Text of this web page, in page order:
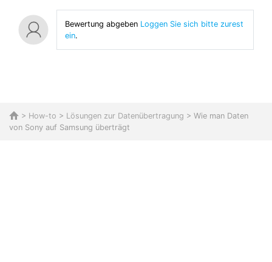
Bewertung abgebenLoggen Sie sich bitte zurest
ein.
> How-to > Lösungen zur Datenübertragung > Wie man Daten
von Sony auf Samsung überträgt